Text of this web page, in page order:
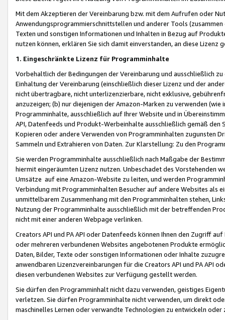
Mit dem Akzeptieren der Vereinbarung bzw. mit dem Aufrufen oder
Anwendungsprogrammierschnittstellen und anderer Tools (zusammen
Texten und sonstigen Informationen und Inhalten in Bezug auf
nutzen können, erklären Sie sich damit einverstanden, an diese Lizenz
1. Eingeschränkte Lizenz für Programminhalte
Vorbehaltlich der Bedingungen der Vereinbarung und ausschließlich
Einhaltung der Vereinbarung (einschließlich dieser Lizenz und der
nicht übertragbare, nicht unterlizenzierbare, nicht exklusive,
anzuzeigen; (b) nur diejenigen der Amazon-Marken zu verwenden
Programminhalte, ausschließlich auf Ihrer Website und in
API, Datenfeeds und Produkt-Werbeinhalte ausschließlich gemäß
Kopieren oder andere Verwenden von Programminhalten zugunsten
Sammeln und Extrahieren von Daten. Zur Klarstellung: Zu den
Sie werden Programminhalte ausschließlich nach Maßgabe der
hiermit eingeräumten Lizenz nutzen. Unbeschadet des Vorstehenden
Umsätze auf eine Amazon-Website zu leiten, und werden
Verbindung mit Programminhalten Besucher auf andere Websites als
unmittelbarem Zusammenhang mit den Programminhalten stehen,
Nutzung der Programminhalte ausschließlich mit der betreffenden
nicht mit einer anderen Webpage verlinken.
Creators API und PA API oder Datenfeeds können Ihnen den Zugriff
oder mehreren verbundenen Websites angebotenen Produkte
Daten, Bilder, Texte oder sonstigen Informationen oder Inhalte
anwendbaren Lizenzvereinbarungen für die Creators API und PA API
diesen verbundenen Websites zur Verfügung gestellt werden.
Sie dürfen den Programminhalt nicht dazu verwenden, geistiges
verletzen. Sie dürfen Programminhalte nicht verwenden, um direkt
maschinelles Lernen oder verwandte Technologien zu entwickeln